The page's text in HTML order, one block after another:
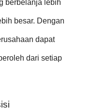
berbelanja lebih
besar. Dengan
dapat
dari setiap